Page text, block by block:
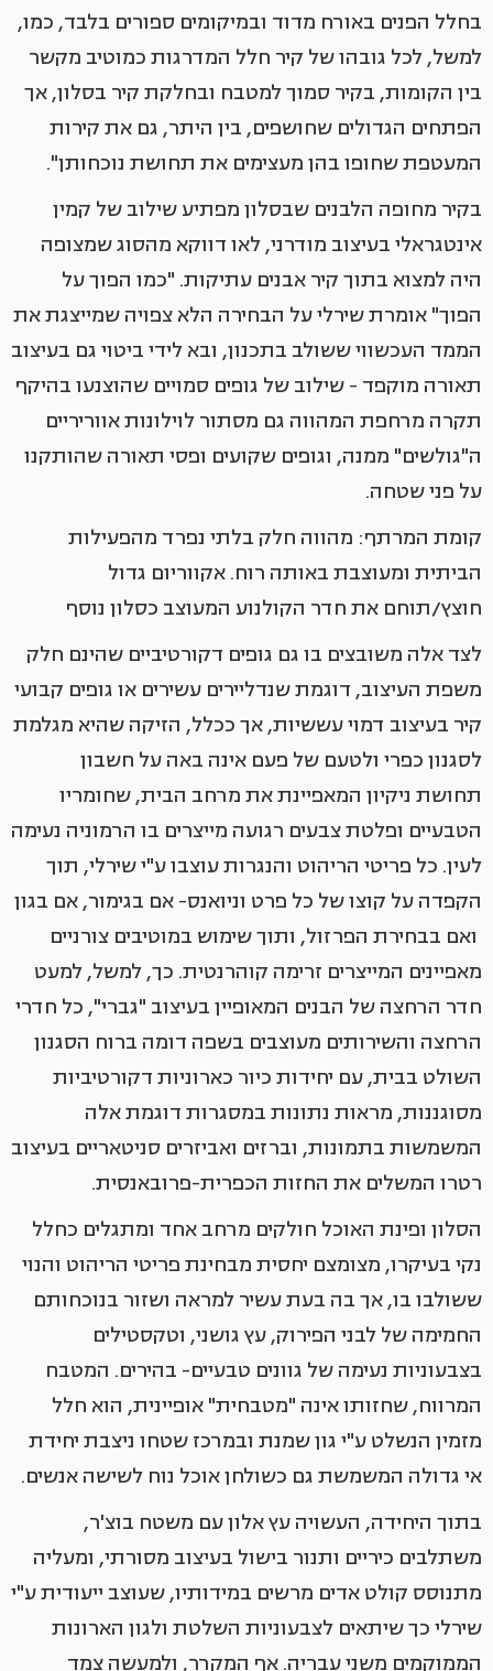
בחלל הפנים באורח מדוד ובמיקומים ספורים בלבד, כמו,
למשל, לכל גובהו של קיר חלל המדרגות כמוטיב מקשר
בין הקומות, בקיר סמוך למטבח ובחלקת קיר בסלון, אך
הפתחים הגדולים שחושפים, בין היתר, גם את קירות
המעטפת שחופו בהן מעצימים את תחושת נוכחותן".
בקיר מחופה הלבנים שבסלון מפתיע שילוב של קמין
אינטגראלי בעיצוב מודרני, לאו דווקא מהסוג שמצופה
היה למצוא בתוך קיר אבנים עתיקות. "כמו הפוך על
הפוך" אומרת שירלי על הבחירה הלא צפויה שמייצגת את
הממד העכשווי ששולב בתכנון, ובא לידי ביטוי גם בעיצוב
תאורה מוקפד - שילוב של גופים סמויים שהוצנעו בהיקף
תקרה מרחפת המהווה גם מסתור לוילונות אווריריים
ה"גולשים" ממנה, וגופים שקועים ופסי תאורה שהותקנו
על פני שטחה.
קומת המרתף: מהווה חלק בלתי נפרד מהפעילות
הביתית ומעוצבת באותה רוח. אקווריום גדול
חוצץ/תוחם את חדר הקולנוע המעוצב כסלון נוסף
לצד אלה משובצים בו גם גופים דקורטיביים שהינם חלק
משפת העיצוב, דוגמת שנדליירים עשירים או גופים קבועי
קיר בעיצוב דמוי עששיות, אך ככלל, הזיקה שהיא מגלמת
לסגנון כפרי ולטעם של פעם אינה באה על חשבון
תחושת ניקיון המאפיינת את מרחב הבית, שחומריו
הטבעיים ופלטת צבעים רגועה מייצרים בו הרמוניה נעימה
לעין. כל פריטי הריהוט והנגרות עוצבו ע"י שירלי, תוך
הקפדה על קוצו של כל פרט וניואנס- אם בגימור, אם בגון
ואם בבחירת הפרזול, ותוך שימוש במוטיבים צורניים
מאפיינים המייצרים זרימה קוהרנטית. כך, למשל, למעט
חדר הרחצה של הבנים המאופיין בעיצוב "גברי", כל חדרי
הרחצה והשירותים מעוצבים בשפה דומה ברוח הסגנון
השולט בבית, עם יחידות כיור כארוניות דקורטיביות
מסוגננות, מראות נתונות במסגרות דוגמת אלה
המשמשות בתמונות, וברזים ואביזרים סניטאריים בעיצוב
רטרו המשלים את החזות הכפרית-פרובאנסית.
הסלון ופינת האוכל חולקים מרחב אחד ומתגלים כחלל
נקי בעיקרו, מצומצם יחסית מבחינת פריטי הריהוט והנוי
ששולבו בו, אך בה בעת עשיר למראה ושזור בנוכחותם
החמימה של לבני הפירוק, עץ גושני, וטקסטילים
בצבעוניות נעימה של גוונים טבעיים- בהירים. המטבח
המרווח, שחזותו אינה "מטבחית" אופיינית, הוא חלל
מזמין הנשלט ע"י גון שמנת ובמרכז שטחו ניצבת יחידת
אי גדולה המשמשת גם כשולחן אוכל נוח לשישה אנשים.
בתוך היחידה, העשויה עץ אלון עם משטח בוצ'ר,
משתלבים כיריים ותנור בישול בעיצוב מסורתי, ומעליה
מתנוסס קולט אדים מרשים במידותיו, שעוצב ייעודית ע"י
שירלי כך שיתאים לצבעוניות השלטת ולגון הארונות
הממוקמים משני עבריה. אף המקרר, ולמעשה צמד